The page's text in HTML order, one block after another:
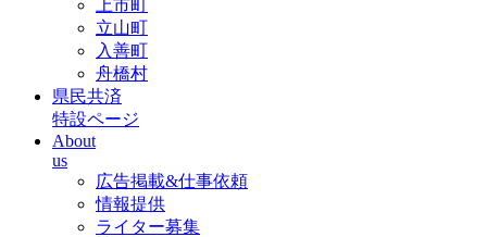
上市町
立山町
入善町
舟橋村
県民共済
特設ページ
About
us
広告掲載&仕事依頼
情報提供
ライター募集